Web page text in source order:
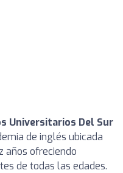
Universitarios Del Sur
de inglés ubicada
años ofreciendo
de todas las edades.